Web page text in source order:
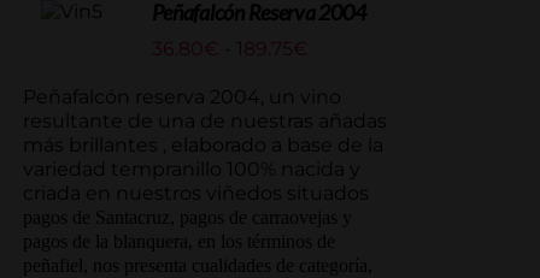
Peñafalcón Reserva 2004
36.80 € 189.75€
precios:
desde
36.80€
hasta
189.75€
Peñafalcón reserva 2004, un vino
resultante de una de nuestras añadas
más brillantes , elaborado a base de la
variedad tempranillo 100% nacida y
criada en nuestros viñedos situados
pagos de Santacruz, pagos de carraovejas y
pagos de la blanquera, en los términos de
peñafiel, nos presenta cualidades de categoría,